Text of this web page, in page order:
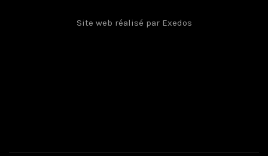
Site web réalisé par Exedos